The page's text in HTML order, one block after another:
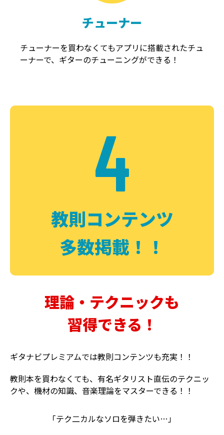
チューナー
チューナーを買わなくてもアプリに搭載されたチュ
ーナーで、ギターのチューニングができる！
4
教則コンテンツ
多数掲載！！
理論・テクニックも
習得できる！
ギタナビプレミアムでは教則コンテンツも充実！！
教則本を買わなくても、有名ギタリスト直伝のテクニッ
クや、機材の知識、音楽理論をマスターできる！！
「テク二カルなソロを弾きたい…」